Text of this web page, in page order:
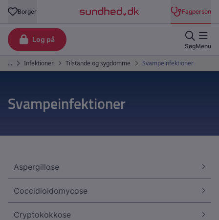
Svampeinfektioner
Aspergillose
Coccidioidomycose
Cryptokokkose